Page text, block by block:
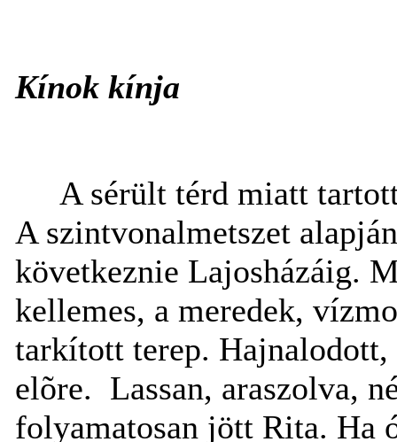
Kínok kínja
A sérült térd miatt
A szintvonalmetszet
következnie Lajosházáig.
kellemes, a meredek,
tarkított terep. Hajnalodott,
elõre. Lassan, araszolva,
folyamatosan jött Rita. Ha